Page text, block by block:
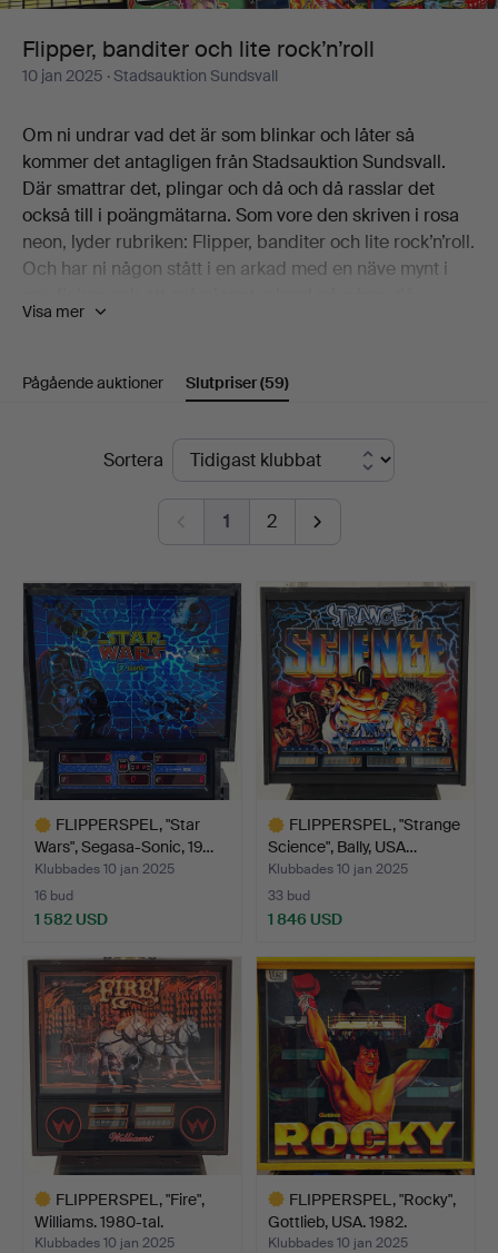
Flipper, banditer och lite rock’n’roll
10 jan 2025 · Stadsauktion Sundsvall
Om ni undrar vad det är som blinkar och låter så
kommer det antagligen från Stadsauktion Sundsvall.
Där smattrar det, plingar och då och då rasslar det
också till i poängmätarna. Som vore den skriven i rosa
neon, lyder rubriken: Flipper, banditer och lite rock’n’roll.
Och har ni någon stått i en arkad med en näve mynt i
kommer ni gilla det här.
några riktiga tungviktare. Som det galaktiskt blåa Star
Wars från 1987 och det fem år äldre knockoutiga Rocky.
godis här också från 50-talet. För finsmakarna alltså.
Och tröttnar man så kan man ju alltid lägga på nåt bra i
ljudväg i jukeboxen, spela en mekanisk match fotboll
eller ge de där enarmade banditerna en omgång. Ett
riktigt äkta känslan alltså.
Välkomna till Stadsauktion Sundsvall!
Visa mer
Pågående auktioner Slutpriser(59)
SlutpriserSortera
1 2
FLIPPERSPEL, "Star
Wars", Segasa-Sonic, 19…
Klubbades 10 jan 2025
16 bud
1 582 USD
föremål
FLIPPERSPEL, "Strange
Science", Bally, USA…
Klubbades 10 jan 2025
33 bud
1 846 USD
föremål
FLIPPERSPEL, "Fire",
Williams. 1980-tal.
Klubbades 10 jan 2025
FLIPPERSPEL, "Rocky",
Gottlieb, USA. 1982.
Klubbades 10 jan 2025